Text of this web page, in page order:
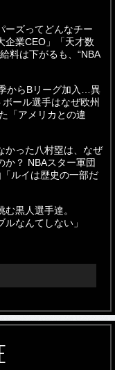
ーズってどんなチー
企業CEO」「天才数
料は下がるも、“NBA
からBリーグ加入…異
ール選手はなぜ欧州
「アメリカとの違
かった八村塁は、なぜ
か？ NBAスター軍団
ルイは歴史の一部だ
む黒人選手達。
ルなんてしない」